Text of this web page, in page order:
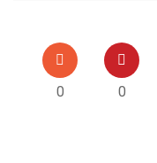
0
0